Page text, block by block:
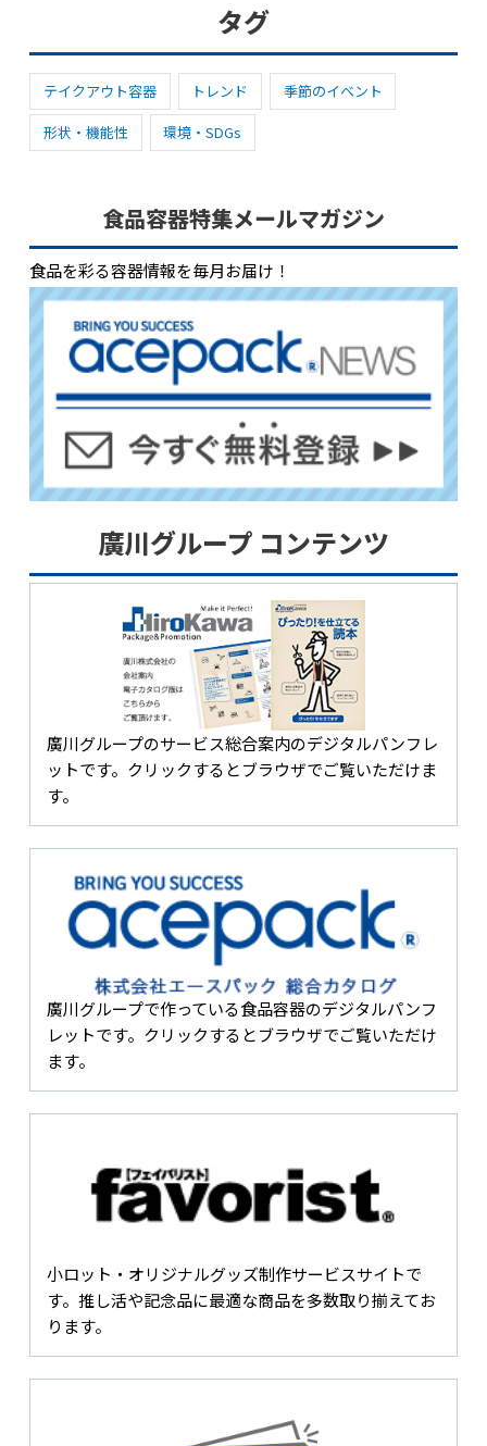
タグ
テイクアウト容器 トレンド
季節のイベント
形状・機能性
環境・SDGs
食品容器特集メールマガジン
食品を彩る容器情報を毎月お届け！
廣川グループ コンテンツ
廣川グループのサービス総合案内のデジタルパンフレ
ットです。クリックするとブラウザでご覧いただけま
す。
廣川グループで作っている食品容器のデジタルパンフ
レットです。クリックするとブラウザでご覧いただけ
ます。
小ロット・オリジナルグッズ制作サービスサイトで
す。推し活や記念品に最適な商品を多数取り揃えてお
ります。